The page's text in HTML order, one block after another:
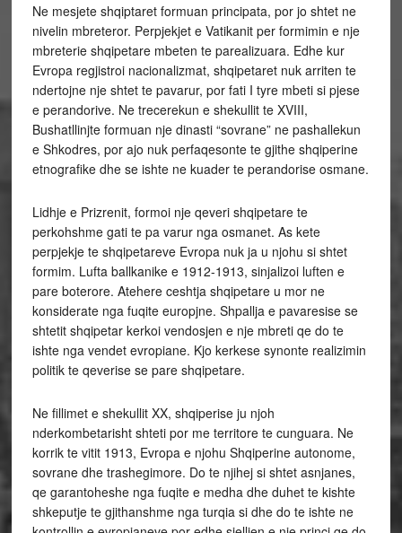
Ne mesjete shqiptaret formuan principata, por jo shtet ne
nivelin mbreteror. Perpjekjet e Vatikanit per formimin e nje
mbreterie shqipetare mbeten te parealizuara. Edhe kur
Evropa regjistroi nacionalizmat, shqipetaret nuk arriten te
ndertojne nje shtet te pavarur, por fati I tyre mbeti si pjese
e perandorive. Ne trecerekun e shekullit te XVIII,
Bushatllinjte formuan nje dinasti “sovrane” ne pashallekun
e Shkodres, por ajo nuk perfaqesonte te gjithe shqiperine
etnografike dhe se ishte ne kuader te perandorise osmane.
Lidhje e Prizrenit, formoi nje qeveri shqipetare te
perkohshme gati te pa varur nga osmanet. As kete
perpjekje te shqipetareve Evropa nuk ja u njohu si shtet
formim. Lufta ballkanike e 1912-1913, sinjalizoi luften e
pare boterore. Atehere ceshtja shqipetare u mor ne
konsiderate nga fuqite europjne. Shpallja e pavaresise se
shtetit shqipetar kerkoi vendosjen e nje mbreti qe do te
ishte nga vendet evropiane. Kjo kerkese synonte realizimin
politik te qeverise se pare shqipetare.
Ne fillimet e shekullit XX, shqiperise ju njoh
nderkombetarisht shteti por me territore te cunguara. Ne
korrik te vitit 1913, Evropa e njohu Shqiperine autonome,
sovrane dhe trashegimore. Do te njihej si shtet asnjanes,
qe garantoheshe nga fuqite e medha dhe duhet te kishte
shkeputje te gjithanshme nga turqia si dhe do te ishte ne